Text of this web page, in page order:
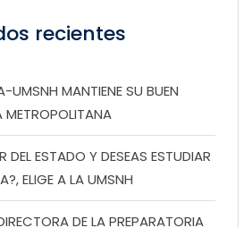
recientes
UMSNH MANTIENE SU BUEN
DEL ESTADO Y DESEAS ESTUDIAR
ELIGE A LA UMSNH
DE LA PREPARATORIA